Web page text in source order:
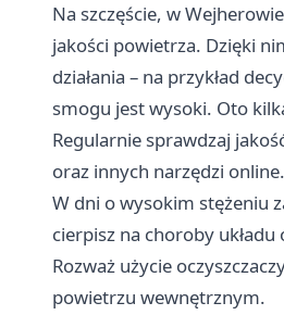
Na szczęście, w
jakości powietrza. Dzięki
działania – na przykład
smogu jest wysoki. Oto
Regularnie sprawdzaj
oraz innych narzędzi online.
W dni o wysokim stężeniu
cierpisz na choroby
Rozważ użycie
powietrzu wewnętrznym.